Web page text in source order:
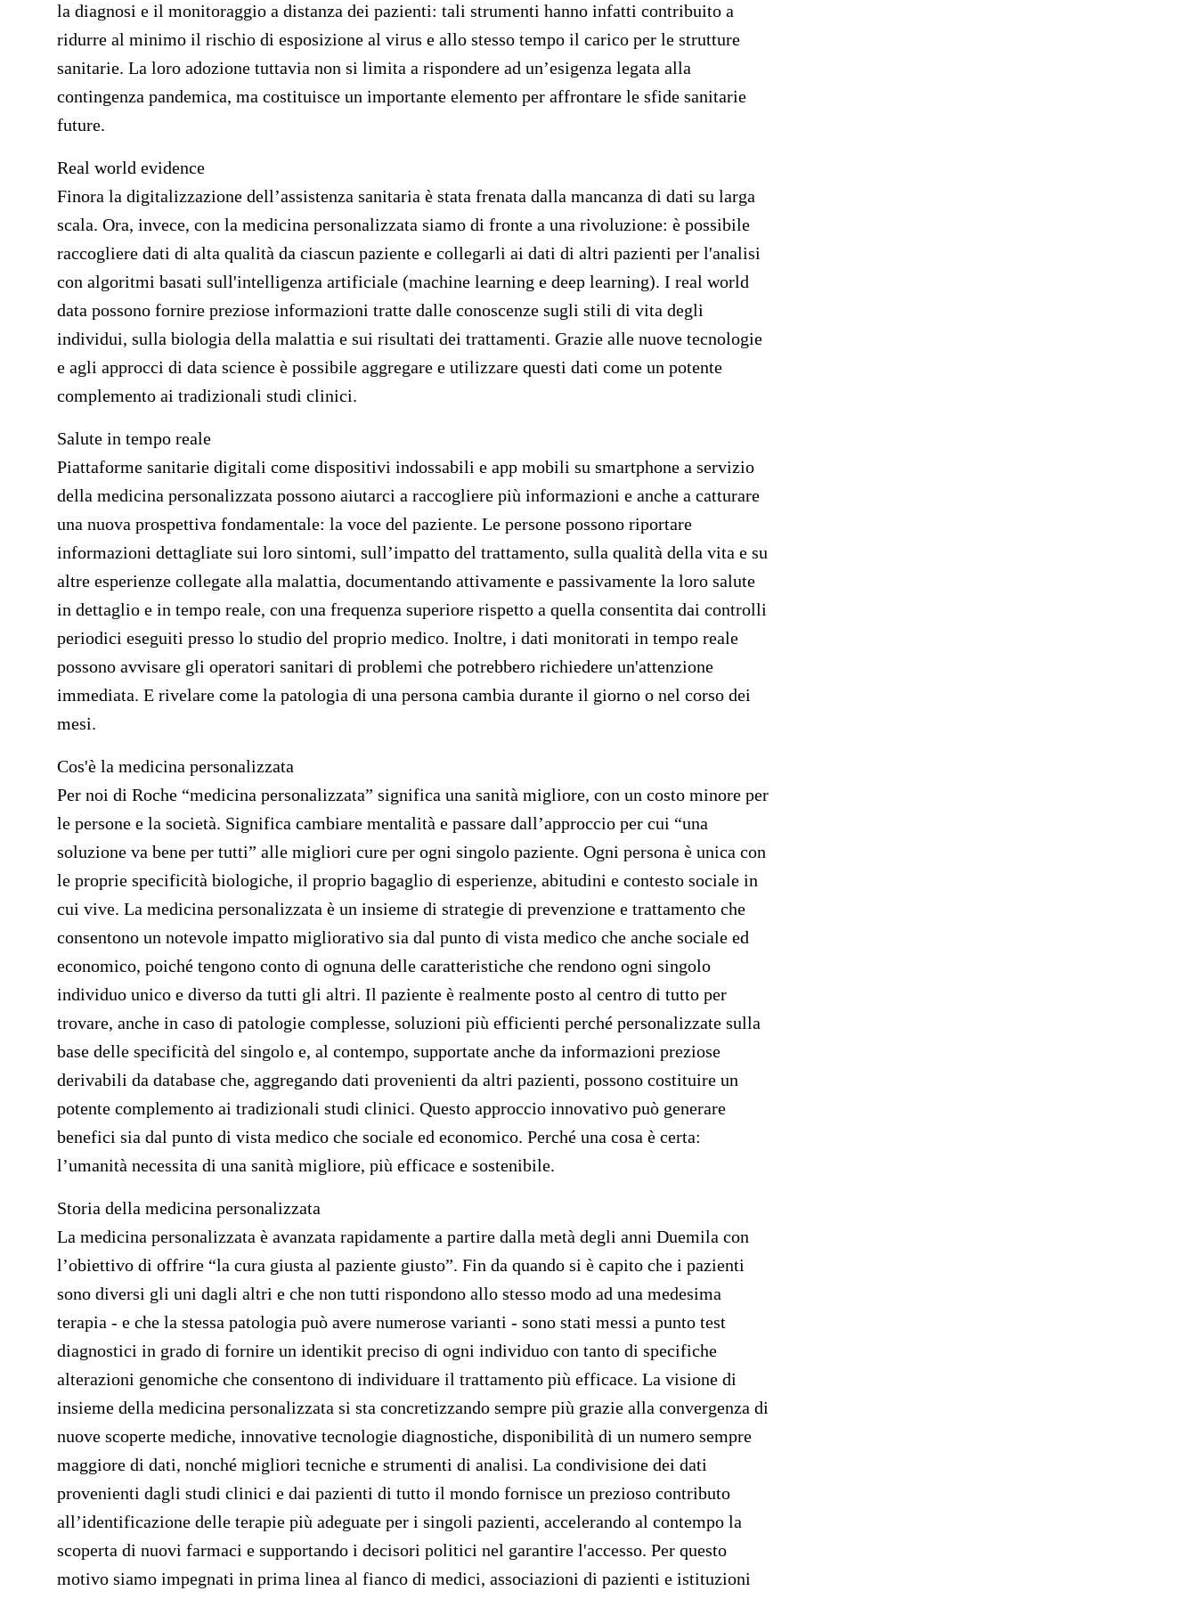
la diagnosi e il monitoraggio a distanza dei pazienti: tali strumenti hanno infatti contribuito a
ridurre al minimo il rischio di esposizione al virus e allo stesso tempo il carico per le strutture
sanitarie. La loro adozione tuttavia non si limita a rispondere ad un’esigenza legata alla
contingenza pandemica, ma costituisce un importante elemento per affrontare le sfide sanitarie
future.
Real world evidence
Finora la digitalizzazione dell’assistenza sanitaria è stata frenata dalla mancanza di dati su larga
scala. Ora, invece, con la medicina personalizzata siamo di fronte a una rivoluzione: è possibile
raccogliere dati di alta qualità da ciascun paziente e collegarli ai dati di altri pazienti per l'analisi
con algoritmi basati sull'intelligenza artificiale (machine learning e deep learning). I real world
data possono fornire preziose informazioni tratte dalle conoscenze sugli stili di vita degli
individui, sulla biologia della malattia e sui risultati dei trattamenti. Grazie alle nuove tecnologie
e agli approcci di data science è possibile aggregare e utilizzare questi dati come un potente
complemento ai tradizionali studi clinici.
Salute in tempo reale
Piattaforme sanitarie digitali come dispositivi indossabili e app mobili su smartphone a servizio
della medicina personalizzata possono aiutarci a raccogliere più informazioni e anche a catturare
una nuova prospettiva fondamentale: la voce del paziente. Le persone possono riportare
informazioni dettagliate sui loro sintomi, sull’impatto del trattamento, sulla qualità della vita e su
altre esperienze collegate alla malattia, documentando attivamente e passivamente la loro salute
in dettaglio e in tempo reale, con una frequenza superiore rispetto a quella consentita dai controlli
periodici eseguiti presso lo studio del proprio medico. Inoltre, i dati monitorati in tempo reale
possono avvisare gli operatori sanitari di problemi che potrebbero richiedere un'attenzione
immediata. E rivelare come la patologia di una persona cambia durante il giorno o nel corso dei
mesi.
Cos'è la medicina personalizzata
Per noi di Roche “medicina personalizzata” significa una sanità migliore, con un costo minore per
le persone e la società. Significa cambiare mentalità e passare dall’approccio per cui “una
soluzione va bene per tutti” alle migliori cure per ogni singolo paziente. Ogni persona è unica con
le proprie specificità biologiche, il proprio bagaglio di esperienze, abitudini e contesto sociale in
cui vive. La medicina personalizzata è un insieme di strategie di prevenzione e trattamento che
consentono un notevole impatto migliorativo sia dal punto di vista medico che anche sociale ed
economico, poiché tengono conto di ognuna delle caratteristiche che rendono ogni singolo
individuo unico e diverso da tutti gli altri. Il paziente è realmente posto al centro di tutto per
trovare, anche in caso di patologie complesse, soluzioni più efficienti perché personalizzate sulla
base delle specificità del singolo e, al contempo, supportate anche da informazioni preziose
derivabili da database che, aggregando dati provenienti da altri pazienti, possono costituire un
potente complemento ai tradizionali studi clinici. Questo approccio innovativo può generare
benefici sia dal punto di vista medico che sociale ed economico. Perché una cosa è certa:
l’umanità necessita di una sanità migliore, più efficace e sostenibile.
Storia della medicina personalizzata
La medicina personalizzata è avanzata rapidamente a partire dalla metà degli anni Duemila con
l’obiettivo di offrire “la cura giusta al paziente giusto”. Fin da quando si è capito che i pazienti
sono diversi gli uni dagli altri e che non tutti rispondono allo stesso modo ad una medesima
terapia - e che la stessa patologia può avere numerose varianti - sono stati messi a punto test
diagnostici in grado di fornire un identikit preciso di ogni individuo con tanto di specifiche
alterazioni genomiche che consentono di individuare il trattamento più efficace. La visione di
insieme della medicina personalizzata si sta concretizzando sempre più grazie alla convergenza di
nuove scoperte mediche, innovative tecnologie diagnostiche, disponibilità di un numero sempre
maggiore di dati, nonché migliori tecniche e strumenti di analisi. La condivisione dei dati
provenienti dagli studi clinici e dai pazienti di tutto il mondo fornisce un prezioso contributo
all’identificazione delle terapie più adeguate per i singoli pazienti, accelerando al contempo la
scoperta di nuovi farmaci e supportando i decisori politici nel garantire l'accesso. Per questo
motivo siamo impegnati in prima linea al fianco di medici, associazioni di pazienti e istituzioni